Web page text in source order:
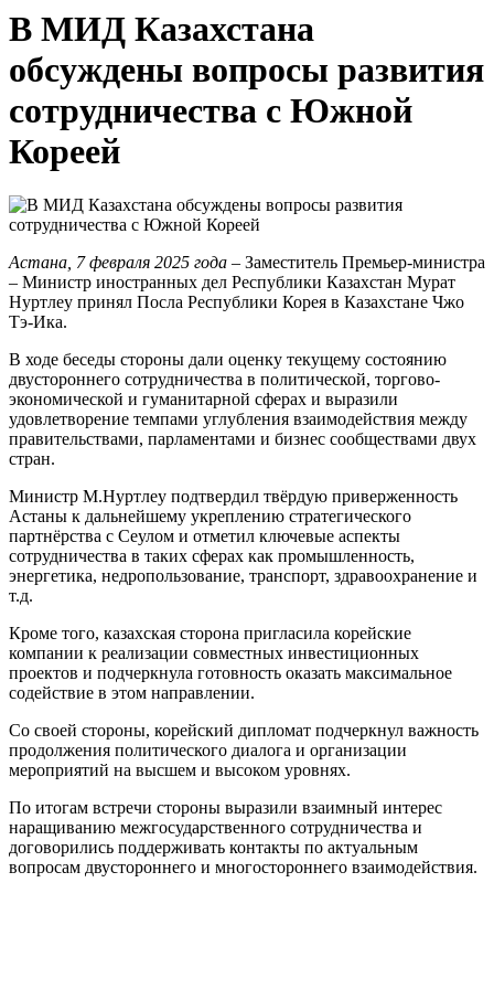
В МИД Казахстана
обсуждены вопросы развития
сотрудничества с Южной
Кореей
Астана, 7 февраля 2025 года – Заместитель Премьер-министра
– Министр иностранных дел Республики Казахстан Мурат
Нуртлеу принял Посла Республики Корея в Казахстане Чжо
Тэ-Ика.
В ходе беседы стороны дали оценку текущему состоянию
двустороннего сотрудничества в политической, торгово-
экономической и гуманитарной сферах и выразили
удовлетворение темпами углубления взаимодействия между
правительствами, парламентами и бизнес сообществами двух
стран.
Министр М.Нуртлеу подтвердил твёрдую приверженность
Астаны к дальнейшему укреплению стратегического
партнёрства с Сеулом и отметил ключевые аспекты
сотрудничества в таких сферах как промышленность,
энергетика, недропользование, транспорт, здравоохранение и
т.д.
Кроме того, казахская сторона пригласила корейские
компании к реализации совместных инвестиционных
проектов и подчеркнула готовность оказать максимальное
содействие в этом направлении.
Со своей стороны, корейский дипломат подчеркнул важность
продолжения политического диалога и организации
мероприятий на высшем и высоком уровнях.
По итогам встречи стороны выразили взаимный интерес
наращиванию межгосударственного сотрудничества и
договорились поддерживать контакты по актуальным
вопросам двустороннего и многостороннего взаимодействия.